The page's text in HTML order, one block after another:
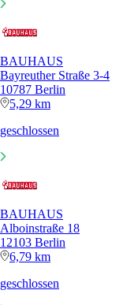
BAUHAUS
Bayreuther Straße 3-4
10787 Berlin
5,29 km
geschlossen
BAUHAUS
Alboinstraße 18
12103 Berlin
6,79 km
geschlossen